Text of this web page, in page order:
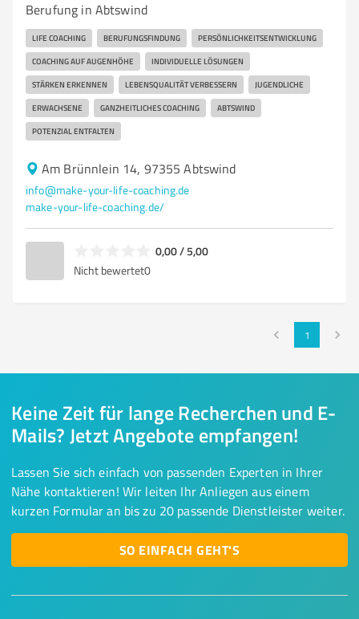
Berufung in Abtswind
LIFE COACHING BERUFUNGSFINDUNG PERSÖNLICHKEITSENTWICKLUNG
COACHING AUF AUGENHÖHE INDIVIDUELLE LÖSUNGEN
STÄRKEN ERKENNEN LEBENSQUALITÄT VERBESSERN JUGENDLICHE
ERWACHSENE GANZHEITLICHES COACHING ABTSWIND
POTENZIAL ENTFALTEN
Am Brünnlein 14, 97355 Abtswind
info@make-your-life-coaching.de
make-your-life-coaching.de/
0,00 / 5,00
Nicht bewertet0
1
Keine Zeit für lange Recherchen und E-
Mails? Jetzt Angebote empfangen!
Lassen Sie sich einfach von passenden Experten in Ihrer
Nähe kontaktieren! Wir leiten Ihr Anliegen aus einem
kurzen Formular an bis zu 20 passende Dienstleister weiter.
SO EINFACH GEHT'S